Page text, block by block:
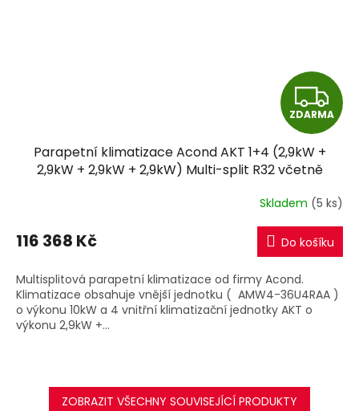
Z
D
R
M
A
ZDARMA
Parapetní klimatizace Acond AKT 1+4 (2,9kW +
2,9kW + 2,9kW + 2,9kW) Multi-split R32 včetně
Skladem (5 ks)
116 368 Kč Do košíku
Multisplitová parapetní klimatizace od firmy Acond.
Klimatizace obsahuje vnější jednotku ( AMW4-36U4RAA )
o výkonu 10kW a 4 vnitřní klimatizační jednotky AKT o
výkonu 2,9kW +...
ZOBRAZIT VŠECHNY SOUVISEJÍCÍ PRODUKTY